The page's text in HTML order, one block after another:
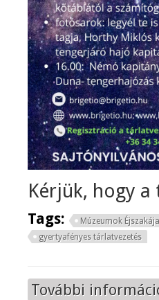
Kérjük, hogy
Tags: Múzeumok Éjszakája
gyertyafényes tárlatvezetés
További